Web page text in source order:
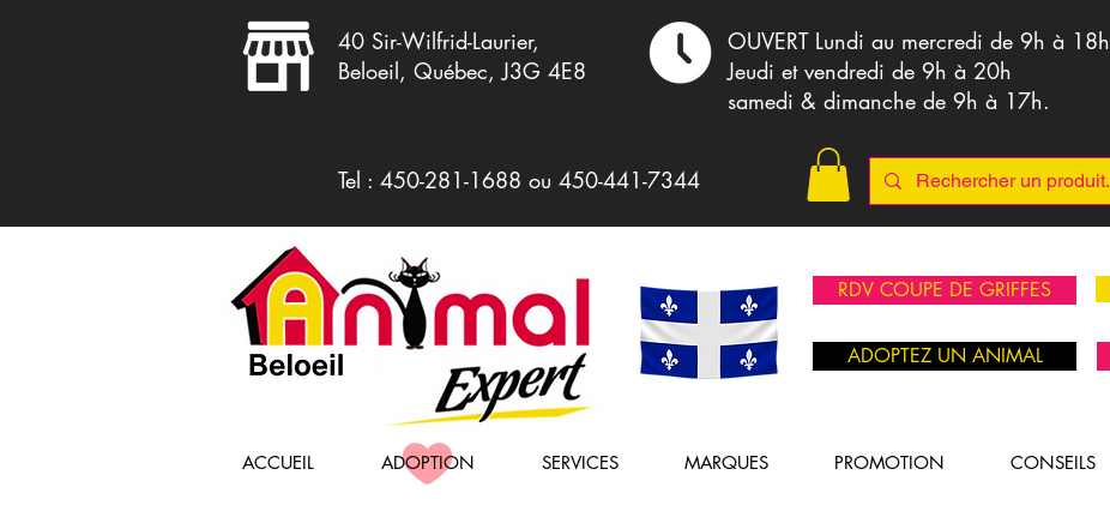
40 Sir-Wilfrid-Laurier,
Beloeil, Québec, J3G 4E8
OUVERT Lundi au mercredi de 9h à 18h
Jeudi et vendredi de 9h à 20h
samedi & dimanche de 9h à 17h.
Tel : 450-281-1688 ou 450-441-7344
RDV COUPE DE GRIFFES
ADOPTEZ UN ANIMAL
ACCUEIL ADOPTION SERVICES MARQUES PROMOTION CONSEILS